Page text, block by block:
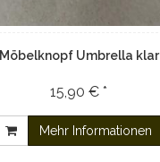
Möbelknopf Umbrella klar
15,90 € *
Mehr Informationen